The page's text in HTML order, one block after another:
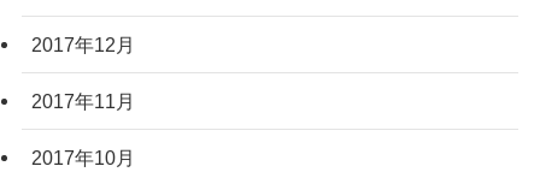
2017年12月
2017年11月
2017年10月